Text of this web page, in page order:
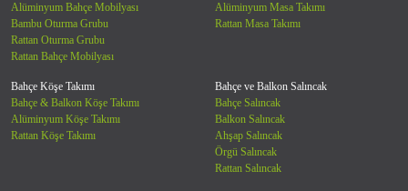
Alüminyum Bahçe Mobilyası
Bambu Oturma Grubu
Rattan Oturma Grubu
Rattan Bahçe Mobilyası
Alüminyum Masa Takımı
Rattan Masa Takımı
Bahçe Köşe Takımı
Bahçe & Balkon Köşe Takımı
Alüminyum Köşe Takımı
Rattan Köşe Takımı
Bahçe ve Balkon Salıncak
Bahçe Salıncak
Balkon Salıncak
Ahşap Salıncak
Örgü Salıncak
Rattan Salıncak